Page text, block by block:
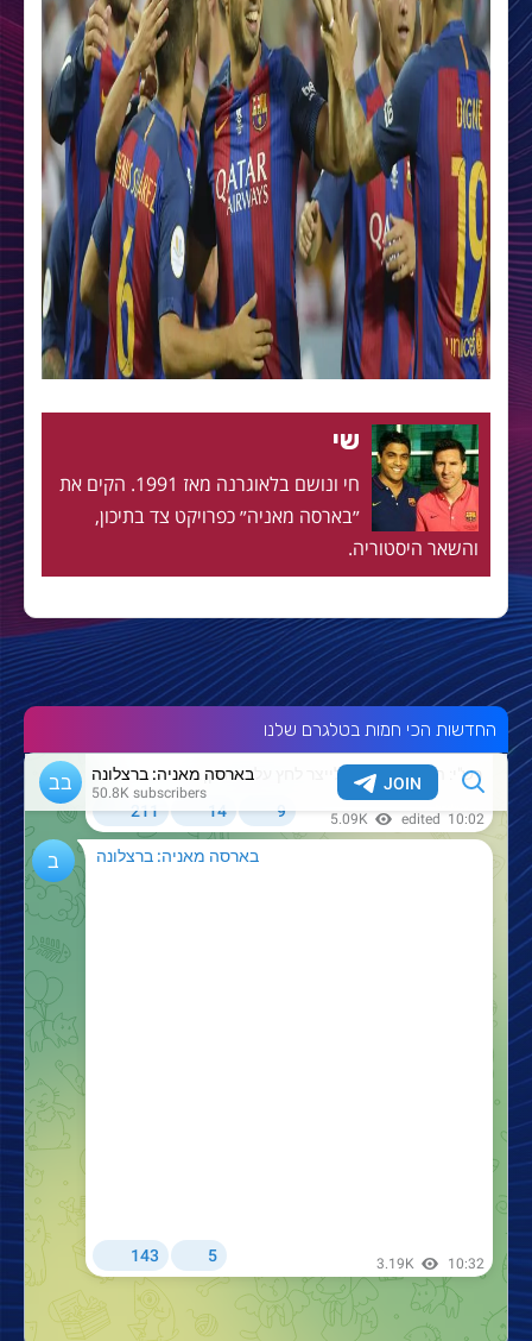
שי
חי ונושם בלאוגרנה מאז 1991. הקים את
״בארסה מאניה״ כפרויקט צד בתיכון,
והשאר היסטוריה.
החדשות הכי חמות בטלגרם שלנו